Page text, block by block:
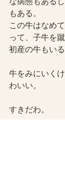
もある。
この牛はなめ
って、子牛を
初産の牛もいる
牛をみにいく
わいい。
すき